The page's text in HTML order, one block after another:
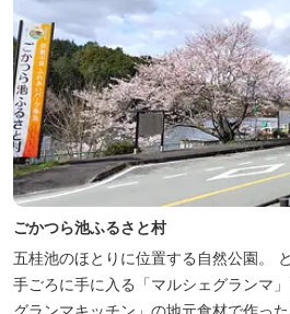
ごかつら池ふるさと村
五桂池のほとりに位置する自然公園。
手ごろに手に入る「マルシェグランマ